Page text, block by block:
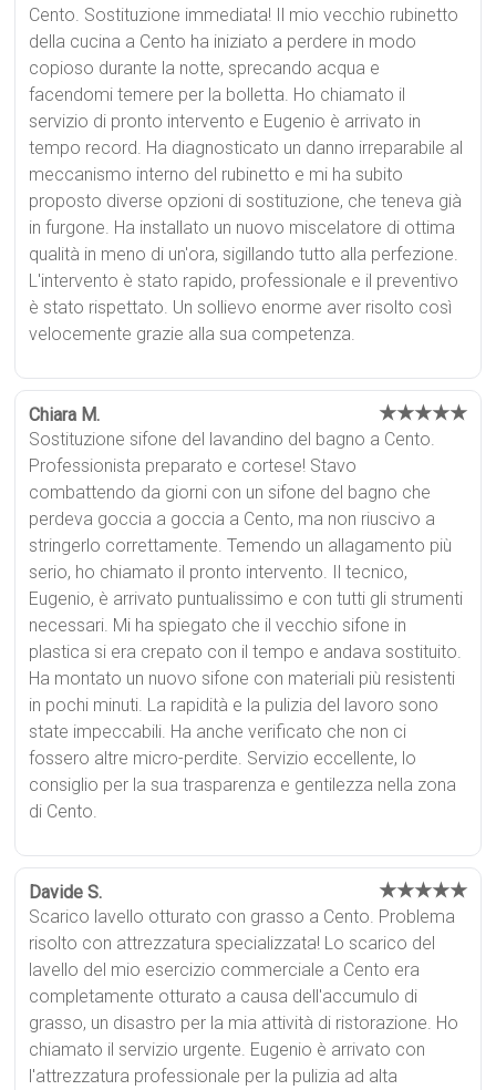
Cento. Sostituzione immediata! Il mio vecchio rubinetto
della cucina a Cento ha iniziato a perdere in modo
copioso durante la notte, sprecando acqua e
facendomi temere per la bolletta. Ho chiamato il
servizio di pronto intervento e Eugenio è arrivato in
tempo record. Ha diagnosticato un danno irreparabile al
meccanismo interno del rubinetto e mi ha subito
proposto diverse opzioni di sostituzione, che teneva già
in furgone. Ha installato un nuovo miscelatore di ottima
qualità in meno di un'ora, sigillando tutto alla perfezione.
L'intervento è stato rapido, professionale e il preventivo
è stato rispettato. Un sollievo enorme aver risolto così
velocemente grazie alla sua competenza.
Chiara M. ★★★★★
Sostituzione sifone del lavandino del bagno a Cento.
Professionista preparato e cortese! Stavo
combattendo da giorni con un sifone del bagno che
perdeva goccia a goccia a Cento, ma non riuscivo a
stringerlo correttamente. Temendo un allagamento più
serio, ho chiamato il pronto intervento. Il tecnico,
Eugenio, è arrivato puntualissimo e con tutti gli strumenti
necessari. Mi ha spiegato che il vecchio sifone in
plastica si era crepato con il tempo e andava sostituito.
Ha montato un nuovo sifone con materiali più resistenti
in pochi minuti. La rapidità e la pulizia del lavoro sono
state impeccabili. Ha anche verificato che non ci
fossero altre micro-perdite. Servizio eccellente, lo
consiglio per la sua trasparenza e gentilezza nella zona
di Cento.
Davide S. ★★★★★
Scarico lavello otturato con grasso a Cento. Problema
risolto con attrezzatura specializzata! Lo scarico del
lavello del mio esercizio commerciale a Cento era
completamente otturato a causa dell'accumulo di
grasso, un disastro per la mia attività di ristorazione. Ho
chiamato il servizio urgente. Eugenio è arrivato con
l'attrezzatura professionale per la pulizia ad alta